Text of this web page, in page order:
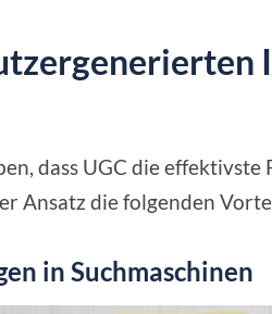
dass UGC die effektivste
Ansatz die folgenden
in Suchmaschinen